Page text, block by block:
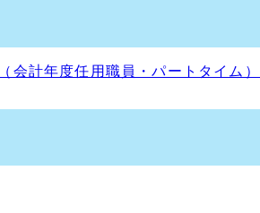
会計年度任用職員・パートタイム